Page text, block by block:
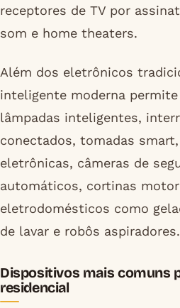
receptores de TV por
som e home theaters.
Além dos eletrônicos
inteligente moderna
lâmpadas inteligentes,
conectados, tomadas
eletrônicas, câmeras de
automáticos, cortinas
eletrodomésticos como
de lavar e robôs aspiradores.
Dispositivos mais comuns
residencial